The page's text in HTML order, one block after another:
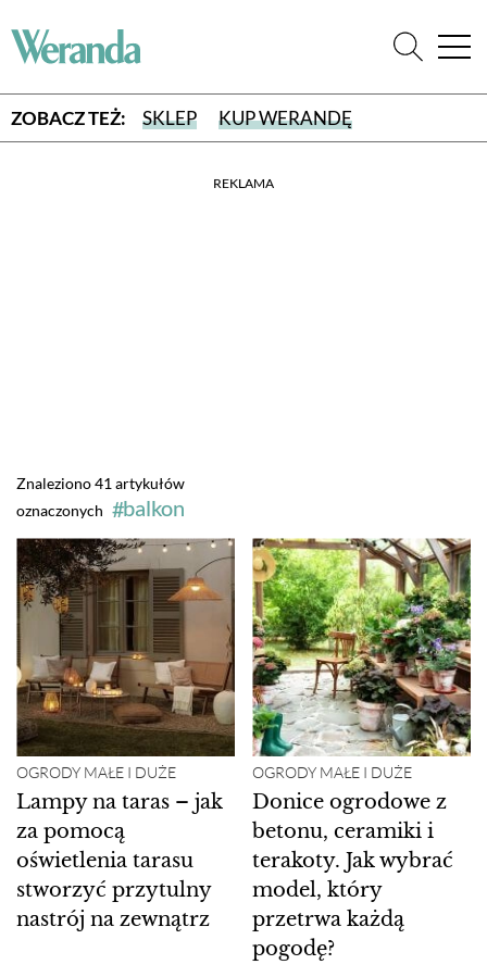
ZOBACZ TEŻ: SKLEP KUP WERANDĘ
REKLAMA
Znaleziono 41 artykułów
oznaczonych
balkon
OGRODY MAŁE I DUŻE
Lampy na taras – jak
za pomocą
oświetlenia tarasu
stworzyć przytulny
nastrój na zewnątrz
OGRODY MAŁE I DUŻE
Donice ogrodowe z
betonu, ceramiki i
terakoty. Jak wybrać
model, który
przetrwa każdą
pogodę?